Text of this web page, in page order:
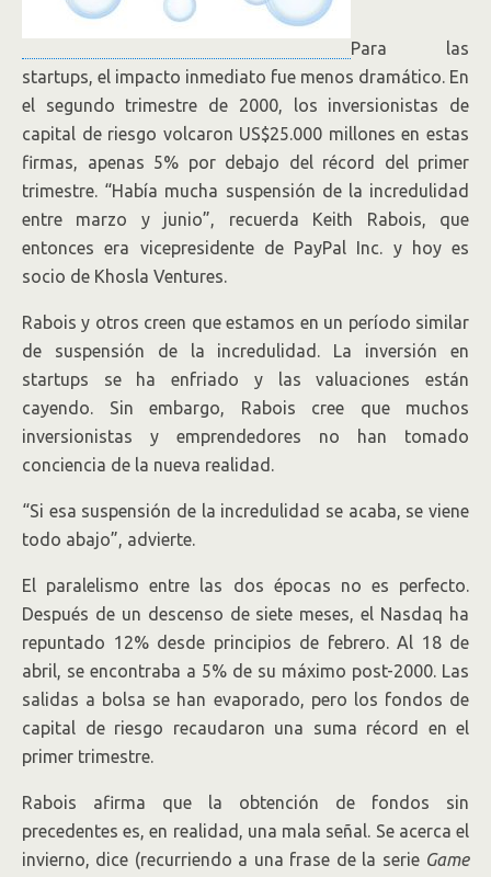
Para las
startups, el impacto inmediato fue menos dramático. En
el segundo trimestre de 2000, los inversionistas de
capital de riesgo volcaron US$25.000 millones en estas
firmas, apenas 5% por debajo del récord del primer
trimestre. “Había mucha suspensión de la incredulidad
entre marzo y junio”, recuerda Keith Rabois, que
entonces era vicepresidente de PayPal Inc. y hoy es
socio de Khosla Ventures.
Rabois y otros creen que estamos en un período similar
de suspensión de la incredulidad. La inversión en
startups se ha enfriado y las valuaciones están
cayendo. Sin embargo, Rabois cree que muchos
inversionistas y emprendedores no han tomado
conciencia de la nueva realidad.
“Si esa suspensión de la incredulidad se acaba, se viene
todo abajo”, advierte.
El paralelismo entre las dos épocas no es perfecto.
Después de un descenso de siete meses, el Nasdaq ha
repuntado 12% desde principios de febrero. Al 18 de
abril, se encontraba a 5% de su máximo post-2000. Las
salidas a bolsa se han evaporado, pero los fondos de
capital de riesgo recaudaron una suma récord en el
primer trimestre.
Rabois afirma que la obtención de fondos sin
precedentes es, en realidad, una mala señal. Se acerca el
invierno, dice (recurriendo a una frase de la serie Game